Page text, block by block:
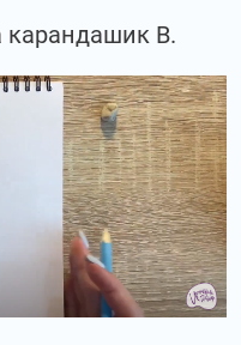
карандашик В.